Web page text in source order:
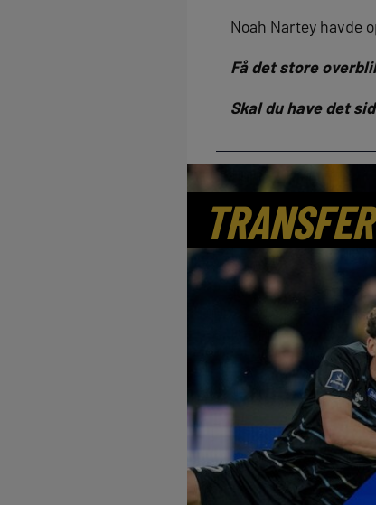
Noah Nartey havde
Få det store
Skal du have det
TRANSFER